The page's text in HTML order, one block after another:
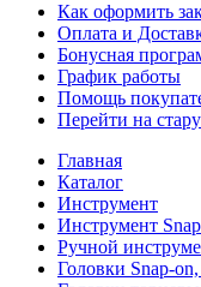
Как оформить
Оплата и
Бонусная
График работы
Помощь
Перейти на
Главная
Каталог
Инструмент
Инструмент
Ручной
Головки Snap-